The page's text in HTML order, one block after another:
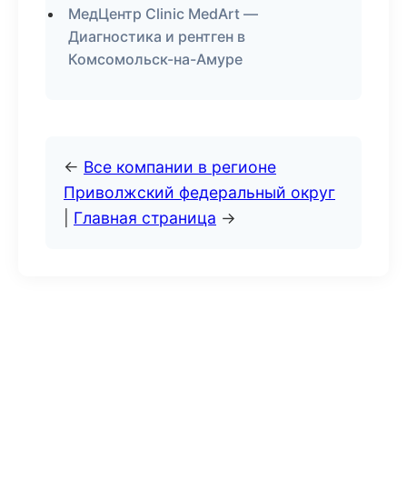
МедЦентр Clinic MedArt —
Диагностика и рентген в
Комсомольск-на-Амуре
← Все компании в регионе
Приволжский федеральный округ
Главная страница →